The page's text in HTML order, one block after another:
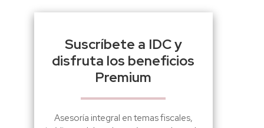
Suscríbete a IDC y
disfruta los beneficios
Premium
Asesoría integral en temas fiscales,